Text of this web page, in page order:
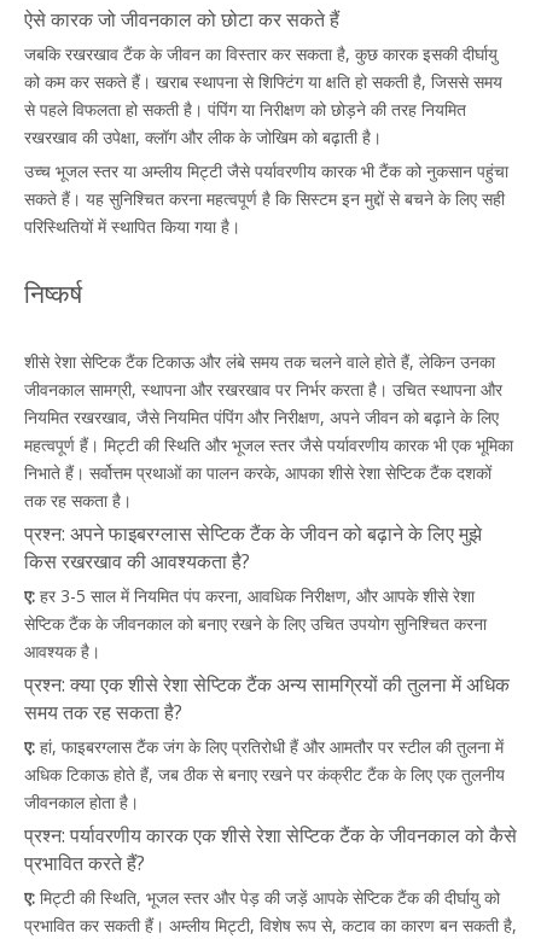
ऐसे कारक जो जीवनकाल को छोटा कर सकते हैं
जबकि रखरखाव टैंक के जीवन का विस्तार कर सकता है, कुछ कारक इसकी दीर्घायु
को कम कर सकते हैं। खराब स्थापना से शिफ्टिंग या क्षति हो सकती है, जिससे समय
से पहले विफलता हो सकती है। पंपिंग या निरीक्षण को छोड़ने की तरह नियमित
रखरखाव की उपेक्षा, क्लॉग और लीक के जोखिम को बढ़ाती है।
उच्च भूजल स्तर या अम्लीय मिट्टी जैसे पर्यावरणीय कारक भी टैंक को नुकसान पहुंचा
सकते हैं। यह सुनिश्चित करना महत्वपूर्ण है कि सिस्टम इन मुद्दों से बचने के लिए सही
परिस्थितियों में स्थापित किया गया है।
निष्कर्ष
शीसे रेशा सेप्टिक टैंक टिकाऊ और लंबे समय तक चलने वाले होते हैं, लेकिन उनका
जीवनकाल सामग्री, स्थापना और रखरखाव पर निर्भर करता है। उचित स्थापना और
नियमित रखरखाव, जैसे नियमित पंपिंग और निरीक्षण, अपने जीवन को बढ़ाने के लिए
महत्वपूर्ण हैं। मिट्टी की स्थिति और भूजल स्तर जैसे पर्यावरणीय कारक भी एक भूमिका
निभाते हैं। सर्वोत्तम प्रथाओं का पालन करके, आपका शीसे रेशा सेप्टिक टैंक दशकों
तक रह सकता है।
प्रश्न: अपने फाइबरग्लास सेप्टिक टैंक के जीवन को बढ़ाने के लिए मुझे
किस रखरखाव की आवश्यकता है?
ए: हर 3-5 साल में नियमित पंप करना, आवधिक निरीक्षण, और आपके शीसे रेशा
सेप्टिक टैंक के जीवनकाल को बनाए रखने के लिए उचित उपयोग सुनिश्चित करना
आवश्यक है।
प्रश्न: क्या एक शीसे रेशा सेप्टिक टैंक अन्य सामग्रियों की तुलना में अधिक
समय तक रह सकता है?
ए: हां, फाइबरग्लास टैंक जंग के लिए प्रतिरोधी हैं और आमतौर पर स्टील की तुलना में
अधिक टिकाऊ होते हैं, जब ठीक से बनाए रखने पर कंक्रीट टैंक के लिए एक तुलनीय
जीवनकाल होता है।
प्रश्न: पर्यावरणीय कारक एक शीसे रेशा सेप्टिक टैंक के जीवनकाल को कैसे
प्रभावित करते हैं?
ए: मिट्टी की स्थिति, भूजल स्तर और पेड़ की जड़ें आपके सेप्टिक टैंक की दीर्घायु को
प्रभावित कर सकती हैं। अम्लीय मिट्टी, विशेष रूप से, कटाव का कारण बन सकती है,